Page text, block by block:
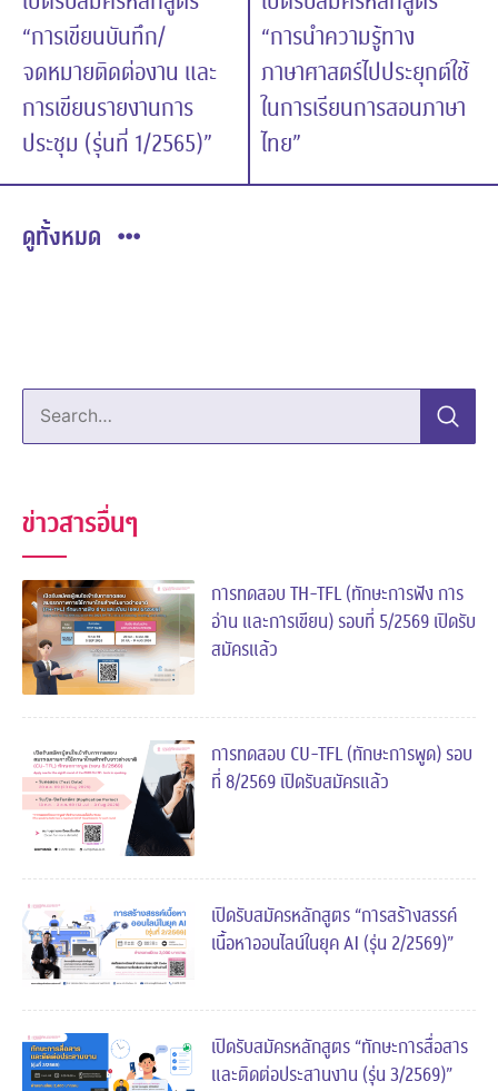
“การเขียนบันทึก/
จดหมายติดต่องาน และ
การเขียนรายงานการ
ประชุม (รุ่นที่ 1/2565)”
“การนำความรู้ทาง
ภาษาศาสตร์ไปประยุกต์ใช้
ในการเรียนการสอนภาษา
ไทย”
ดูทั้งหมด
Search…
ข่าวสารอื่นๆ
การทดสอบ TH-TFL (ทักษะการฟัง การ
อ่าน และการเขียน) รอบที่ 5/2569 เปิดรับ
สมัครแล้ว
การทดสอบ CU-TFL (ทักษะการพูด) รอบ
ที่ 8/2569 เปิดรับสมัครแล้ว
เปิดรับสมัครหลักสูตร “การสร้างสรรค์
เนื้อหาออนไลน์ในยุค AI (รุ่น 2/2569)”
เปิดรับสมัครหลักสูตร “ทักษะการสื่อสาร
และติดต่อประสานงาน (รุ่น 3/2569)”